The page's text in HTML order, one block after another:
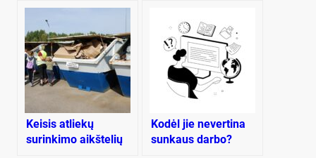
vadinasi, reikia bėgti
iš visų jėgų“
Keisis atliekų
surinkimo aikštelių
Kodėl jie nevertina
sunkaus darbo?